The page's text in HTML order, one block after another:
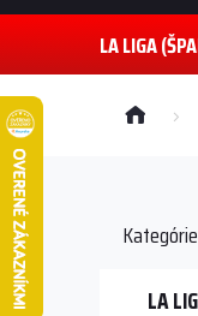
LA LIGA
Domov
kategórie
Kategórie
LA